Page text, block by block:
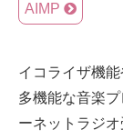
AIMP
イコライザ機
多機能な音楽
ーネットラジ